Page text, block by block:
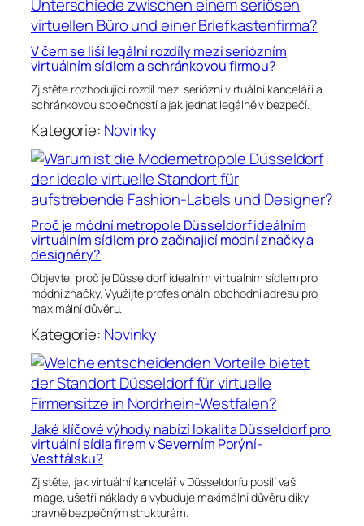
V čem se liší legální rozdíly mezi seriózním
virtuálním sídlem a schránkovou firmou?
Zjistěte rozhodující rozdíl mezi seriózní virtuální kanceláří a
schránkovou společností a jak jednat legálně v bezpečí.
Kategorie: Novinky
Proč je módní metropole Düsseldorf ideálním
virtuálním sídlem pro začínající módní značky a
designéry?
Objevte, proč je Düsseldorf ideálním virtuálním sídlem pro
módní značky. Využijte profesionální obchodní adresu pro
maximální důvěru.
Kategorie: Novinky
Jaké klíčové výhody nabízí lokalita Düsseldorf pro
virtuální sídla firem v Severním Porýní-
Vestfálsku?
Zjistěte, jak virtuální kancelář v Düsseldorfu posílí vaši
image, ušetří náklady a vybuduje maximální důvěru díky
právně bezpečným strukturám.